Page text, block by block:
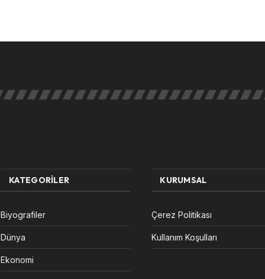
KATEGORILER
Biyografiler
Dünya
Ekonomi
KURUMSAL
Çerez Politikası
Kullanım Koşulları